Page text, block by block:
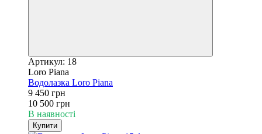
Артикул: 18
Loro Piana
Водолазка Loro Piana
9 450 грн
10 500 грн
В наявності
Купити